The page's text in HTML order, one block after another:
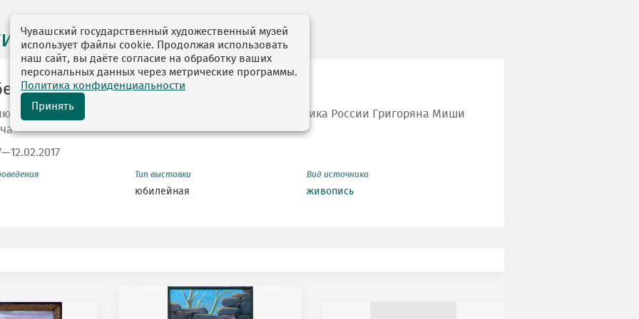
выставок
народов посвящается…
народного художника Чувашии, заслуженного художника России Григоряна Миши
Тип выставки
юбилейная
Вид источника
живопись
Чувашский государственный художественный музей
использует файлы cookie. Продолжая использовать
наш сайт, вы даёте согласие на обработку ваших
персональных данных через метрические программы.
Политика конфиденциальности
Принять